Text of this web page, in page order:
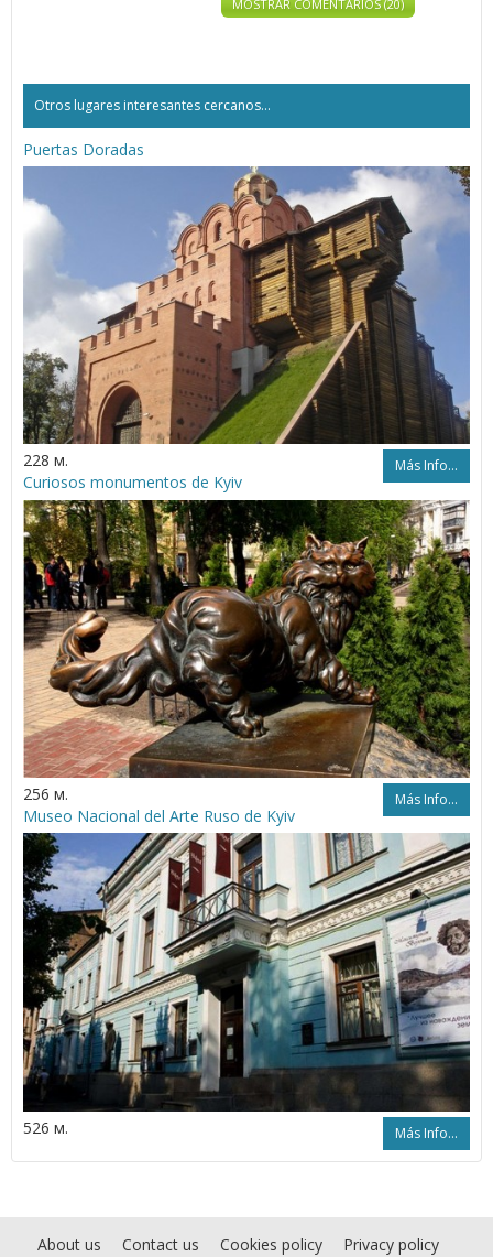
MOSTRAR COMENTARIOS (20)
Otros lugares interesantes cercanos...
Puertas Doradas
228 м. Más Info...
Curiosos monumentos de Kyiv
256 м. Más Info...
Museo Nacional del Arte Ruso de Kyiv
526 м. Más Info...
About us Contact us Cookies policy
Privacy policy